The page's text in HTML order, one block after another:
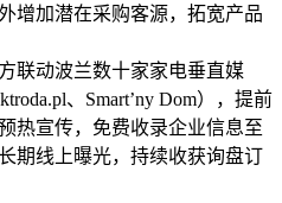
增加潜在采购客源，拓宽产品
联动波兰数十家家电垂直媒
、Smart’ny Dom），提前
热宣传，免费收录企业信息至
期线上曝光，持续收获询盘订